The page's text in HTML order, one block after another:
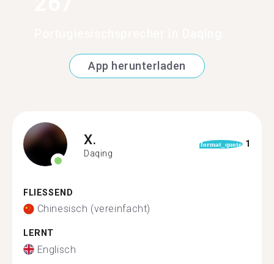
App herunterladen
X.
Daqing
format_quote 1
FLIESSEND
Chinesisch (vereinfacht)
LERNT
Englisch